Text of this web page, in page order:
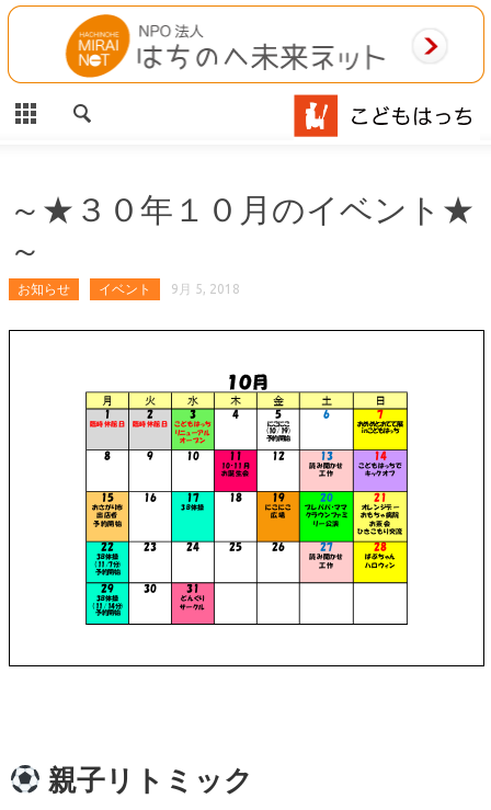
CLOSE
HOME
MAP
～★３０年１０月のイベント★
～
お知らせ イベント 9月 5, 2018
親子リトミック